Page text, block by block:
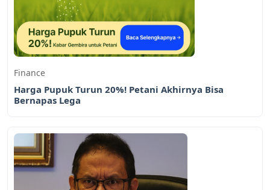
Finance
Harga Pupuk Turun 20%! Petani Akhirnya Bisa
Bernapas Lega